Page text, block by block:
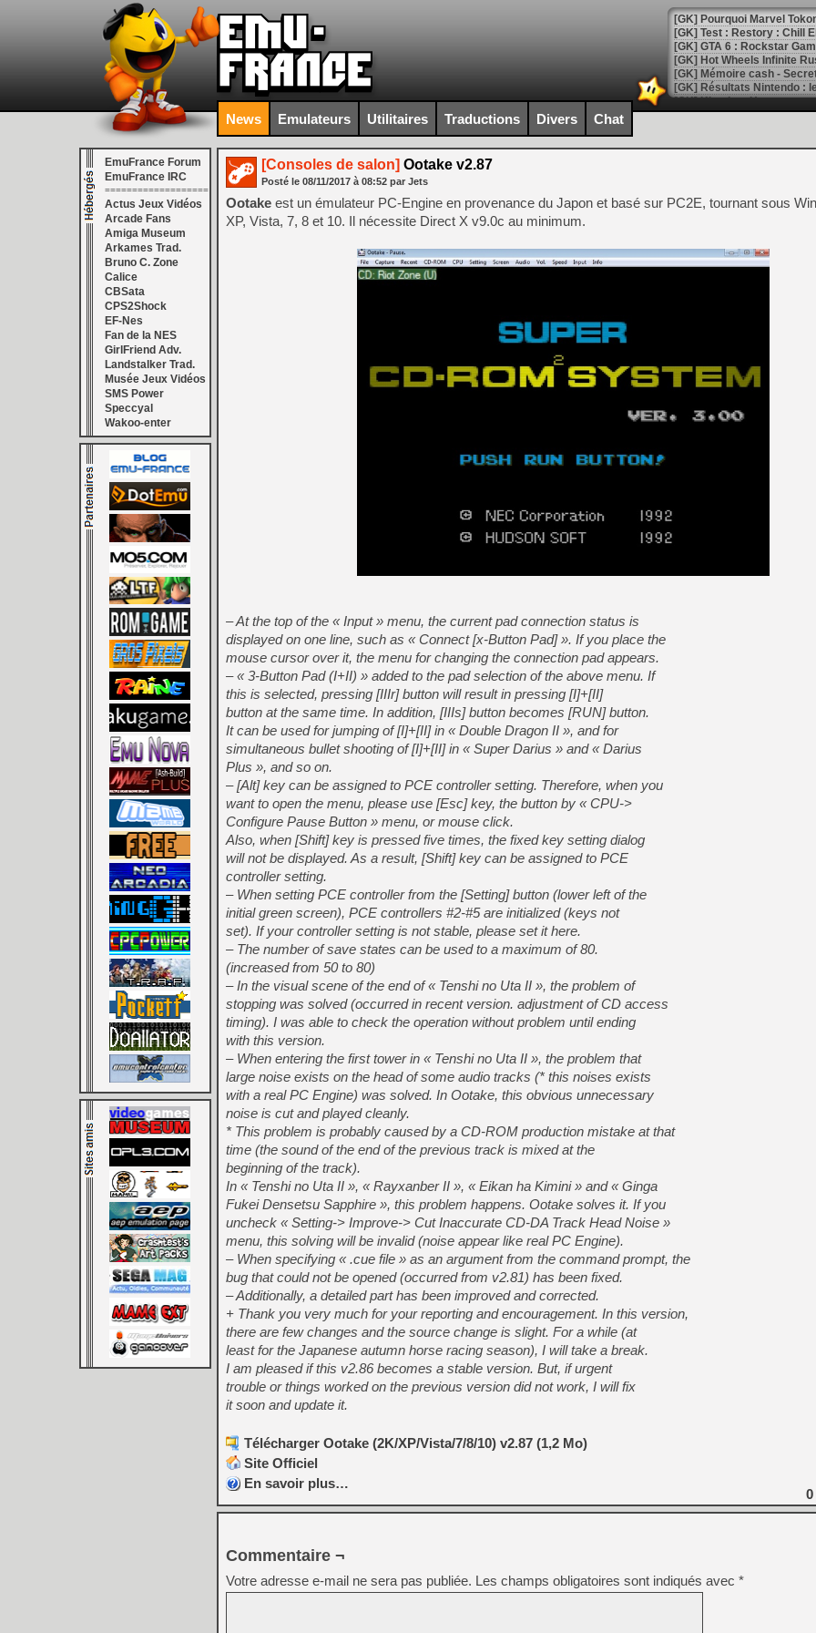
[GK] Pourquoi Marvel
[GK] Test : Restory : Chill
[GK] GTA 6 : Rockstar
[GK] Hot Wheels Infinite
[GK] Mémoire cash -
[GK] Résultats Nintendo :
[GK] Déjà des
[Mo5] Brickboy cherche à
[GK] Minecraft et ses «
[GK] Beast of
[GK] Ubisoft : fin de partie
[GK] Mémoire cash -
[GK] Dan Houser (GTA)
[GK] Comment EA Sports
[GK] Crimson Moon : un
[GK] Isle of Reveries : le
[GK] Moonlighter 2 : The
[GK] Capcom relance
[Mo5] Deux inédits du
[GK] Le beat'em up The
[GK] Endless Legend 2 :
[LS] [PS5] Le WebKit
[GK] Oubliez Crazy Taxi,
[LS] [Switch] NSZ 5.0.0
[GK] No More Room in
[GK] Un chatbot Atelier
[GK] Mémoire cash -
[GK] Nvidia : le prix des
[GK] Suikoden Star Leap
[Mo5] La mini borne
News Emulateurs Utilitaires Traductions Divers Chat
EmuFrance Forum
EmuFrance IRC
===================
Actus Jeux Vidéos
Arcade Fans
Amiga Museum
Arkames Trad.
Bruno C. Zone
Calice
CBSata
CPS2Shock
EF-Nes
Fan de la NES
GirlFriend Adv.
Landstalker Trad.
Musée Jeux Vidéos
SMS Power
Speccyal
Wakoo-enter
[Consoles de salon] Ootake v2.87
Posté le 08/11/2017 à 08:52 par Jets
Ootake est un émulateur PC-Engine en provenance du Japon et basé sur PC2E, tournant sous
XP, Vista, 7, 8 et 10. Il nécessite Direct X v9.0c au minimum.
– At the top of the « Input » menu, the current pad connection status is
displayed on one line, such as « Connect [x-Button Pad] ». If you place the
mouse cursor over it, the menu for changing the connection pad appears.
– « 3-Button Pad (I+II) » added to the pad selection of the above menu. If
this is selected, pressing [IIIr] button will result in pressing [I]+[II]
button at the same time. In addition, [IIIs] button becomes [RUN] button.
It can be used for jumping of [I]+[II] in « Double Dragon II », and for
simultaneous bullet shooting of [I]+[II] in « Super Darius » and « Darius
Plus », and so on.
– [Alt] key can be assigned to PCE controller setting. Therefore, when you
want to open the menu, please use [Esc] key, the button by « CPU->
Configure Pause Button » menu, or mouse click.
Also, when [Shift] key is pressed five times, the fixed key setting dialog
will not be displayed. As a result, [Shift] key can be assigned to PCE
controller setting.
– When setting PCE controller from the [Setting] button (lower left of the
initial green screen), PCE controllers #2-#5 are initialized (keys not
set). If your controller setting is not stable, please set it here.
– The number of save states can be used to a maximum of 80.
(increased from 50 to 80)
– In the visual scene of the end of « Tenshi no Uta II », the problem of
stopping was solved (occurred in recent version. adjustment of CD access
timing). I was able to check the operation without problem until ending
with this version.
– When entering the first tower in « Tenshi no Uta II », the problem that
large noise exists on the head of some audio tracks (* this noises exists
with a real PC Engine) was solved. In Ootake, this obvious unnecessary
noise is cut and played cleanly.
* This problem is probably caused by a CD-ROM production mistake at that
time (the sound of the end of the previous track is mixed at the
beginning of the track).
In « Tenshi no Uta II », « Rayxanber II », « Eikan ha Kimini » and « Ginga
Fukei Densetsu Sapphire », this problem happens. Ootake solves it. If you
uncheck « Setting-> Improve-> Cut Inaccurate CD-DA Track Head Noise »
menu, this solving will be invalid (noise appear like real PC Engine).
– When specifying « .cue file » as an argument from the command prompt, the
bug that could not be opened (occurred from v2.81) has been fixed.
– Additionally, a detailed part has been improved and corrected.
+ Thank you very much for your reporting and encouragement. In this version,
there are few changes and the source change is slight. For a while (at
least for the Japanese autumn horse racing season), I will take a break.
I am pleased if this v2.86 becomes a stable version. But, if urgent
trouble or things worked on the previous version did not work, I will fix
it soon and update it.
Télécharger Ootake (2K/XP/Vista/7/8/10) v2.87 (1,2 Mo)
Site Officiel
En savoir plus…
0
Commentaire ¬
Votre adresse e-mail ne sera pas publiée. Les champs obligatoires sont indiqués avec *